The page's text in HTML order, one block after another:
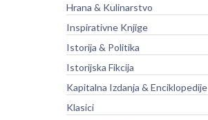
Hrana & Kulinarstvo
Inspirativne Knjige
Istorija & Politika
Istorijska Fikcija
Kapitalna Izdanja & Enciklopedije
Klasici